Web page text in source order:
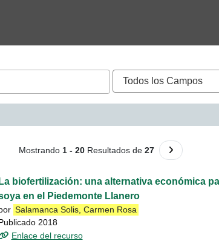
- Salamanca
Mostrando 1 - 20Resultados de 27 Ir a la
La biofertilización: una alternativa económica
en el Piedemonte Llanero
Salamanca Solis, Carmen Rosa
2018
Enlace del recurso